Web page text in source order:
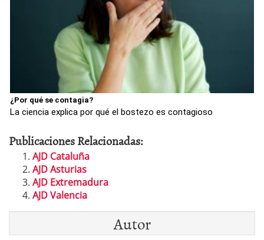
¿Por qué se contagia?
La ciencia explica por qué el bostezo es contagioso
Publicaciones Relacionadas:
AJD Cataluña
AJD Asturias
AJD Extremadura
AJD Valencia
Autor